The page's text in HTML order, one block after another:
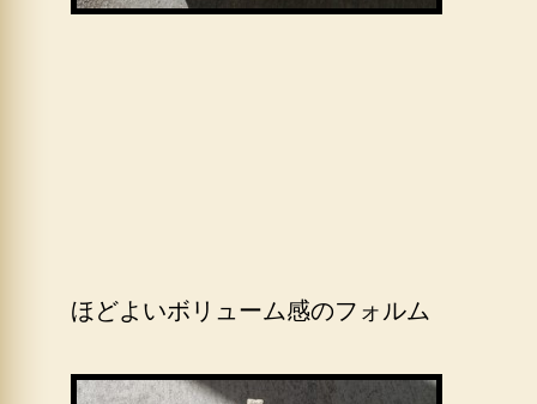
ほどよいボリューム感のフォルム